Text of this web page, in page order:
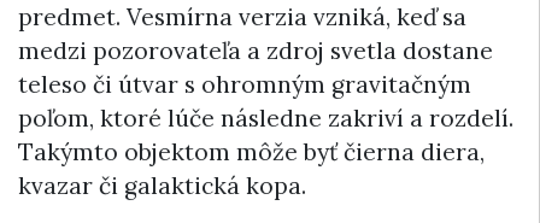
predmet. Vesmírna verzia vzniká, keď sa
medzi pozorovateľa a zdroj svetla dostane
teleso či útvar s ohromným gravitačným
poľom, ktoré lúče následne zakriví a rozdelí.
Takýmto objektom môže byť čierna diera,
kvazar či galaktická kopa.